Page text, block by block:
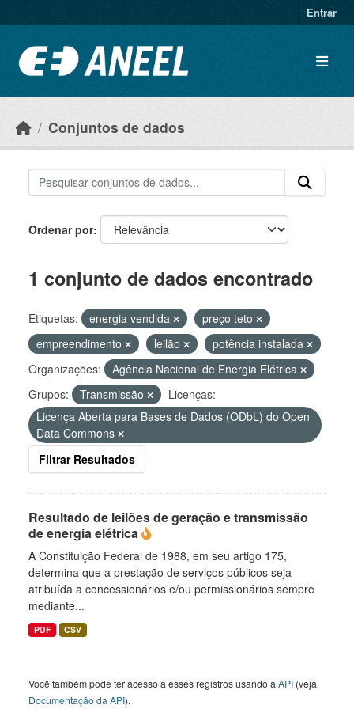
Entrar
Conjuntos de dados
Ordenar por
1 conjunto de dados encontrado
Etiquetas: energia vendida
preço teto
empreendimento
leilão
potência instalada
Organizações:
Agência Nacional de Energia Elétrica
Grupos:
Transmissão
Licenças:
Licença Aberta para Bases de Dados (ODbL) do Open
Data Commons
Filtrar Resultados
Resultado de leilões de geração e transmissão
de energia elétrica
A Constituição Federal de 1988, em seu artigo 175,
determina que a prestação de serviços públicos seja
atribuída a concessionários e/ou permissionários sempre
mediante...
PDF CSV
Você também pode ter acesso a esses registros usando a API (veja
Documentação da API).